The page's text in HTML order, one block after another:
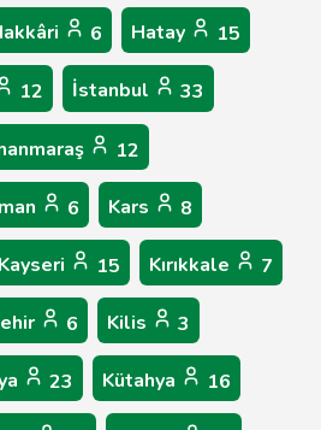
6 Hatay 15
12 İstanbul 33
12
6 Kars 8
Kayseri 15 Kırıkkale 7
6 Kilis 3
23 Kütahya 16